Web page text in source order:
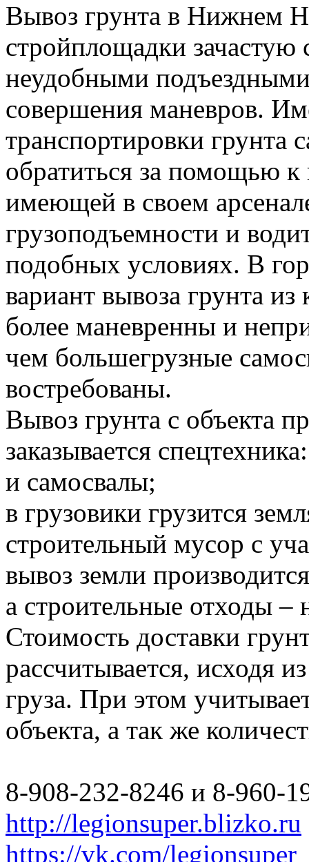
Вывоз грунта в Нижнем
стройплощадки зачастую
неудобными
совершения маневров.
транспортировки грунта
обратиться за помощью
имеющей в своем
грузоподъемности и
подобных условиях. В
вариант вывоза грунта
более маневренны и
чем большегрузные
востребованы.
Вывоз грунта с объекта
заказывается
и самосвалы;
в грузовики грузится
строительный мусор с
вывоз земли
а строительные отходы –
Стоимость доставки
рассчитывается, исходя
груза. При этом
объекта, а так же
8-908-232-8246 и 8-960-
http://legionsuper.blizko.ru
https://vk.com/legionsuper